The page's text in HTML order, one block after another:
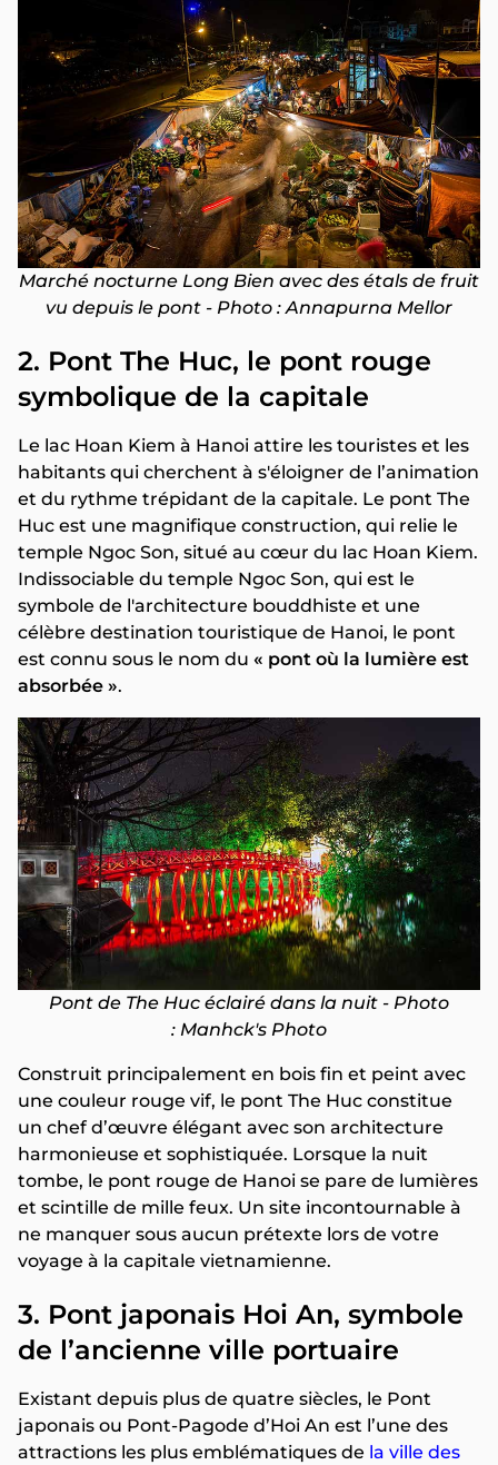
Marché nocturne Long Bien avec des étals de fruit
vu depuis le pont - Photo : Annapurna Mellor
2. Pont The Huc, le pont rouge
symbolique de la capitale
Le lac Hoan Kiem à Hanoi attire les touristes et les
habitants qui cherchent à s'éloigner de l’animation
et du rythme trépidant de la capitale. Le pont The
Huc est une magnifique construction, qui relie le
temple Ngoc Son, situé au cœur du lac Hoan Kiem.
Indissociable du temple Ngoc Son, qui est le
symbole de l'architecture bouddhiste et une
célèbre destination touristique de Hanoi, le pont
est connu sous le nom du « pont où la lumière est
absorbée ».
Pont de The Huc éclairé dans la nuit - Photo
: Manhck's Photo
Construit principalement en bois fin et peint avec
une couleur rouge vif, le pont The Huc constitue
un chef d’œuvre élégant avec son architecture
harmonieuse et sophistiquée. Lorsque la nuit
tombe, le pont rouge de Hanoi se pare de lumières
et scintille de mille feux. Un site incontournable à
ne manquer sous aucun prétexte lors de votre
voyage à la capitale vietnamienne.
3. Pont japonais Hoi An, symbole
de l’ancienne ville portuaire
Existant depuis plus de quatre siècles, le Pont
japonais ou Pont-Pagode d’Hoi An est l’une des
attractions les plus emblématiques de la ville des